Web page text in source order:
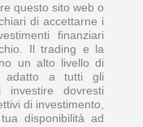
questo sito web o
di accettarne i
finanziari
Il trading e la
un alto livello di
adatto a tutti gli
dovresti
di investimento,
disponibilità ad